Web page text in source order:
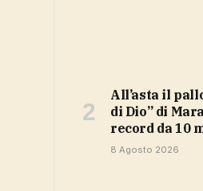
All’asta il pallone della “Mano
di Dio” di
record da 10
8 Agosto 2026